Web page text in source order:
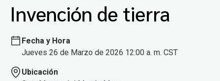
Invención de tierra
Fecha y Hora
Jueves 26 de Marzo de 2026 12:00 a. m. CST
Ubicación